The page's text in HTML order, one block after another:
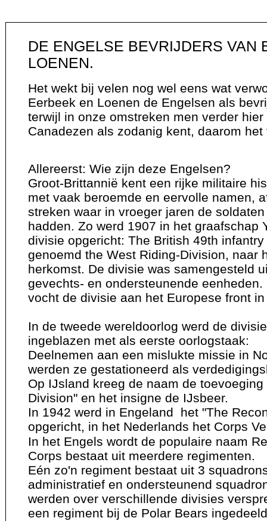
DE ENGELSE BEVRIJDERS VAN
LOENEN.
Het wekt bij velen nog wel eens wat
Eerbeek en Loenen de Engelsen als
terwijl in onze omstreken men verder
Canadezen als zodanig kent, daarom
Allereerst: Wie zijn deze Engelsen?
Groot-Brittannië kent een rijke militaire
met vaak beroemde en eervolle namen,
streken waar in vroeger jaren de
hadden. Zo werd 1907 in het graafschap
divisie opgericht: The British 49th
genoemd the West Riding-Division, naar
herkomst. De divisie was samengesteld
gevechts- en ondersteunende eenheden.
vocht de divisie aan het Europese front
In de tweede wereldoorlog werd de
ingeblazen met als eerste oorlogstaak:
Deelnemen aan een mislukte missie in
werden ze gestationeerd als
Op IJsland kreeg de naam de toevoeging
Division" en het insigne de IJsbeer.
In 1942 werd in Engeland het "The
opgericht, in het Nederlands het Corps
In het Engels wordt de populaire naam
Corps bestaat uit meerdere regimenten.
Eén zo'n regiment bestaat uit 3
administratief en ondersteunend
werden over verschillende divisies
een regiment bij de Polar Bears